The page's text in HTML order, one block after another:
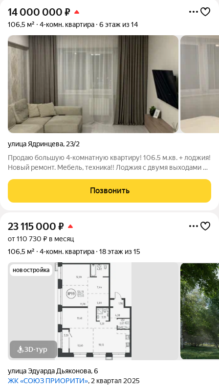
14 000 000 ₽
106,5 м² 4-комн. квартира 6 этаж из 14
улица Ядринцева, 23/2
Продаю большую 4-комнатную квартиру! 106.5 м.кв. + лоджия!
Новый ремонт. Мебель, техника!! Лоджия с двумя выходами из
переездом. Все документы готовы. Торг! Подходит под
ипотеку и все остальные
Позвонить
23 115 000 ₽
от 110 730 ₽ в месяц
106,5 м²
4-комн. квартира 18 этаж из 15
новостройка
3D-тур
улица Эдуарда Дьяконова,6
ЖК «СОЮЗ ПРИОРИТИ», 2 квартал 2025